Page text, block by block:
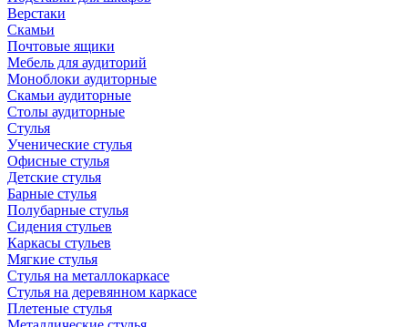
Верстаки
Скамьи
Почтовые ящики
Мебель для аудиторий
Моноблоки аудиторные
Скамьи аудиторные
Столы аудиторные
Стулья
Ученические стулья
Офисные стулья
Детские стулья
Барные стулья
Полубарные стулья
Сидения стульев
Каркасы стульев
Мягкие стулья
Стулья на металлокаркасе
Стулья на деревянном каркасе
Плетеные стулья